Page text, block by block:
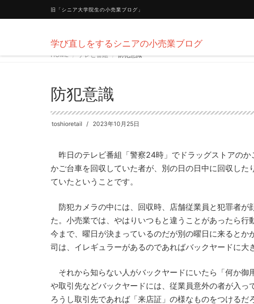
旧「シニア大学院生の小売業ブログ」
学び直しをするシニアの小売業ブログ
HOME テレビ番組 防犯意識
防犯意識
toshioretail 2023年10月25日
昨日のテレビ番組「警察24時」でドラッグストアのか
かご台車を回収していた者が、別の日の日中に回収し
ていたということです。
防犯カメラの中には、回収時、店舗従業員と犯罪者が
た。小売業では、やはりいつもと違うことがあったら
今まで、曜日が決まっているのだが別の曜日に来ると
司は、イレギュラーがあるのであればバックヤードに大
それから知らない人がバックヤードにいたら「何か御
や取引先などバックヤードには、従業員意外の者が入
ろうし取引先であれば「来店証」の様なものをつけるだ